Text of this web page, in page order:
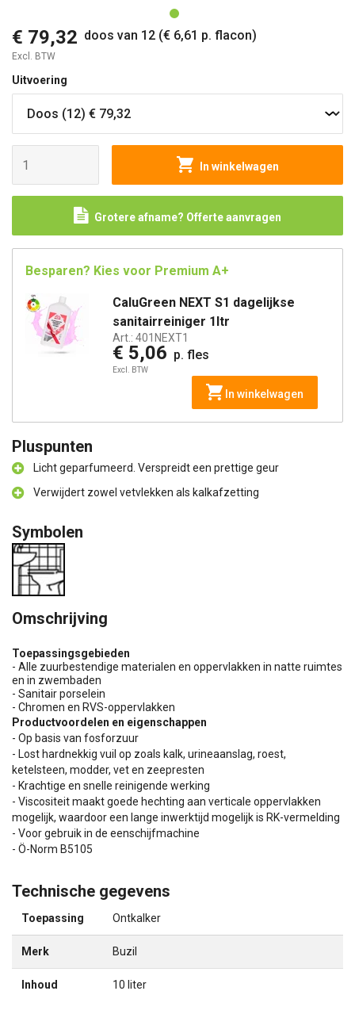
€ 79,32 doos van 12 (€ 6,61 p. flacon)
Excl. BTW
Uitvoering
In winkelwagen
Grotere afname? Offerte aanvragen
Besparen? Kies voor Premium A+
CaluGreen NEXT S1 dagelijkse
sanitairreiniger 1ltr
Art.: 401NEXT1
€ 5,06 p. fles
Excl. BTW
In winkelwagen
Pluspunten
Licht geparfumeerd. Verspreidt een prettige geur
Verwijdert zowel vetvlekken als kalkafzetting
Symbolen
Omschrijving
Toepassingsgebieden
- Alle zuurbestendige materialen en oppervlakken in natte ruimtes
en in zwembaden
- Sanitair porselein
- Chromen en RVS-oppervlakken
Productvoordelen en eigenschappen
- Op basis van fosforzuur
- Lost hardnekkig vuil op zoals kalk, urineaanslag, roest,
ketelsteen, modder, vet en zeepresten
- Krachtige en snelle reinigende werking
- Viscositeit maakt goede hechting aan verticale oppervlakken
mogelijk, waardoor een lange inwerktijd mogelijk is RK-vermelding
- Voor gebruik in de eenschijfmachine
- Ö-Norm B5105
Technische gegevens
Toepassing Ontkalker
Merk Buzil
Inhoud 10 liter